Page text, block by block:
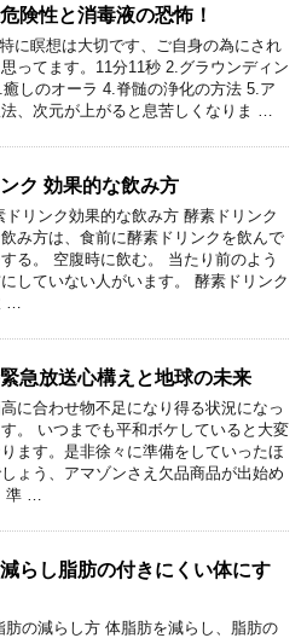
険性と消毒液の恐怖！
に瞑想は大切です、ご自身の為にされ
ってます。11分11秒 2.グラウンディン
しのオーラ 4.脊髄の浄化の方法 5.ア
、次元が上がると息苦しくなりま …
ク 効果的な飲み方
ドリンク効果的な飲み方 酵素ドリンク
み方は、食前に酵素ドリンクを飲んで
る。 空腹時に飲む。 当たり前のよう
していない人がいます。 酵素ドリンク
…
急放送心構えと地球の未来
に合わせ物不足になり得る状況になっ
。 いつまでも平和ボケしていると大変
ます。是非徐々に準備をしていったほ
ょう、アマゾンさえ欠品商品が出始め
準 …
らし脂肪の付きにくい体にす
肪の減らし方 体脂肪を減らし、脂肪の